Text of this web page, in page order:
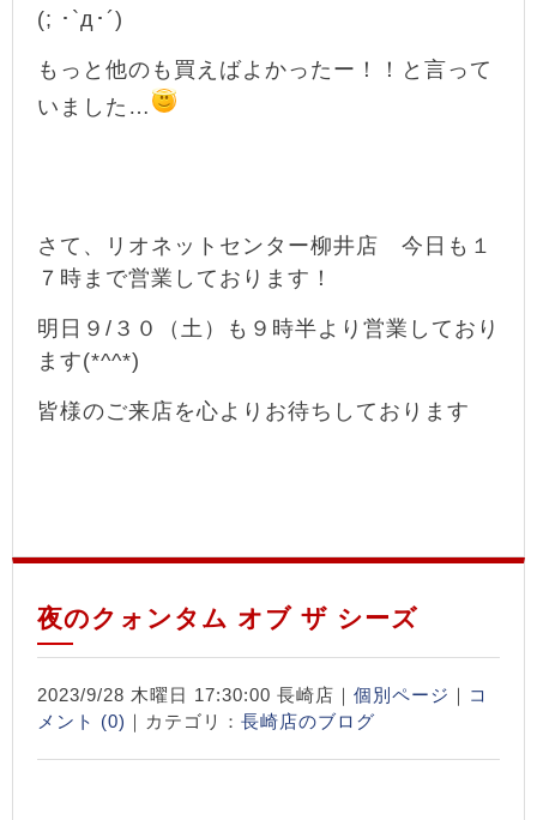
(; ･`д･´)
もっと他のも買えばよかったー！！と言って
いました…
さて、リオネットセンター柳井店 今日も１
７時まで営業しております！
明日９/３０（土）も９時半より営業しており
ます(*^^*)
皆様のご来店を心よりお待ちしております
夜のクォンタム オブ ザ シーズ
2023/9/28 木曜日 17:30:00 長崎店｜ 個別ページ ｜ コ
メント (0) ｜カテゴリ： 長崎店のブログ